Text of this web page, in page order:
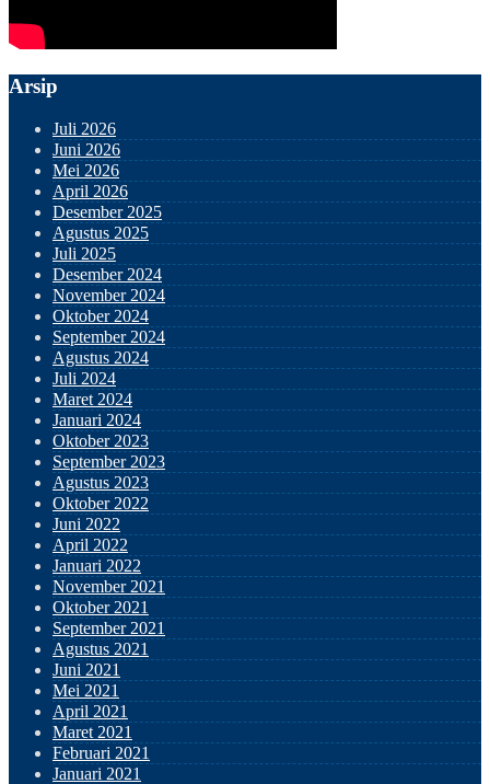
Arsip
Juli 2026
Juni 2026
Mei 2026
April 2026
Desember 2025
Agustus 2025
Juli 2025
Desember 2024
November 2024
Oktober 2024
September 2024
Agustus 2024
Juli 2024
Maret 2024
Januari 2024
Oktober 2023
September 2023
Agustus 2023
Oktober 2022
Juni 2022
April 2022
Januari 2022
November 2021
Oktober 2021
September 2021
Agustus 2021
Juni 2021
Mei 2021
April 2021
Maret 2021
Februari 2021
Januari 2021